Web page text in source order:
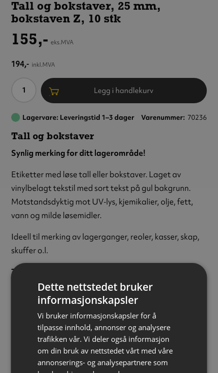
25 mm,
bokstaven Z,
Tall og bokstaver, 25 mm,
bokstaven Z, 10 stk
155,- eks.MVA
194,- inkl.MVA
Antall Legg i handlekurv
Lagervare: Leveringstid 1–3 dager Varenummer 70236
Tall og bokstaver
Synlig merking for ditt lagerområde!
Etiketter med løse tall eller bokstaver. Laget av
vinylbelagt tekstil med sort tekst på gul bakgrunn.
Motstandsdyktig mot UV‑lys, kjemikalier, olje, fett,
vann og milde løsemidler.
Ideell til merking av lagerganger, reoler, kasser, skap,
skuffer o.l.
Tegn:
Tekstfarge:Sort
Bakgrunnsfarge:Gul
Tekststørrelse:25 mm
Materiale:Vinylbelagt tekstil
Størrelse:22 x 38 mm
Påføring:Selvklebende
Bruksområde:Inne
Dette nettstedet bruker
informasjonskapsler
Vi bruker informasjonskapsler for å
tilpasse innhold, annonser og analysere
trafikken vår. Vi deler også informasjon
om din bruk av nettstedet vårt med våre
annonserings- og analysepartnere som